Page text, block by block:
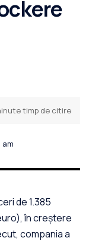
timp de citire
de 1.385
în creștere
compania a